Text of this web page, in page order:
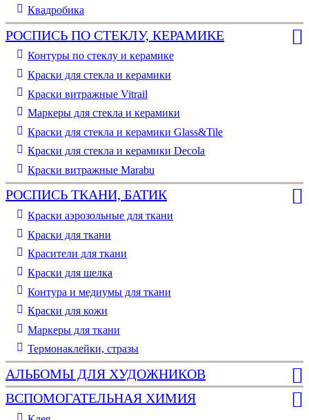
Квадробика
РОСПИСЬ ПО СТЕКЛУ, КЕРАМИКЕ
Контуры по стеклу и керамике
Краски для стекла и керамики
Краски витражные Vitrail
Маркеры для стекла и керамики
Краски для стекла и керамики Glass&Tile
Краски для стекла и керамики Decola
Краски витражные Marabu
РОСПИСЬ ТКАНИ, БАТИК
Краски аэрозольные для ткани
Краски для ткани
Красители для ткани
Краски для шелка
Контура и медиумы для ткани
Краски для кожи
Маркеры для ткани
Термонаклейки, стразы
АЛЬБОМЫ ДЛЯ ХУДОЖНИКОВ
ВСПОМОГАТЕЛЬНАЯ ХИМИЯ